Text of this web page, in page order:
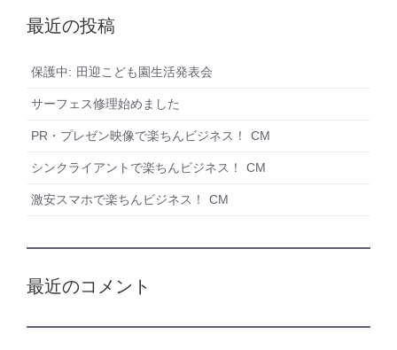
最近の投稿
保護中: 田迎こども園生活発表会
サーフェス修理始めました
PR・プレゼン映像で楽ちんビジネス！ CM
シンクライアントで楽ちんビジネス！ CM
激安スマホで楽ちんビジネス！ CM
最近のコメント